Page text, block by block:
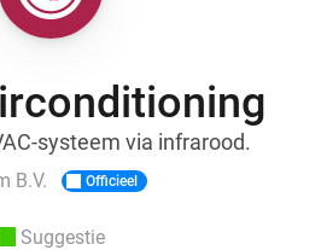
systeem via infrarood.
B.V. Officieel
Suggestie